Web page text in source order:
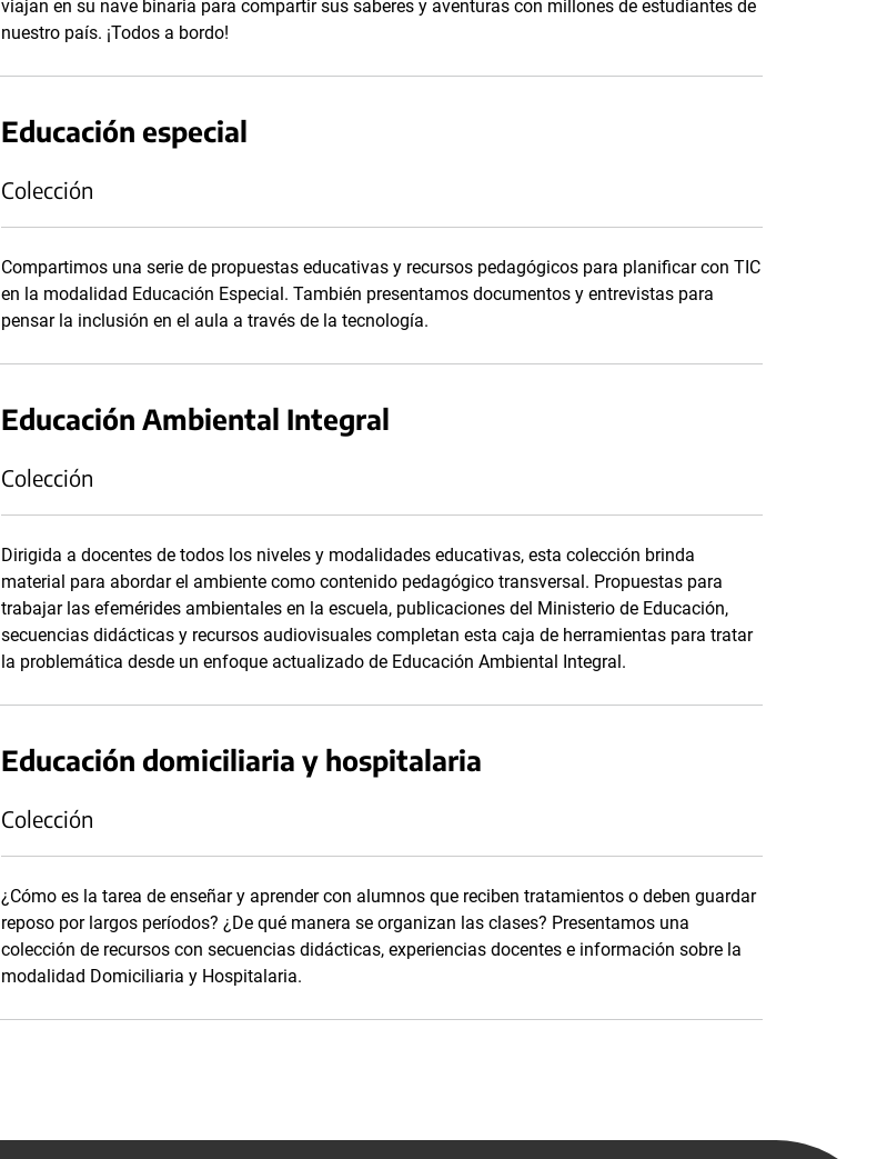
viajan en su nave binaria para compartir sus saberes y aventuras con millones de estudiantes de
nuestro país. ¡Todos a bordo!
Educación especial
Colección
Compartimos una serie de propuestas educativas y recursos pedagógicos para planificar con TIC
en la modalidad Educación Especial. También presentamos documentos y entrevistas para
pensar la inclusión en el aula a través de la tecnología.
Educación Ambiental Integral
Colección
Dirigida a docentes de todos los niveles y modalidades educativas, esta colección brinda
material para abordar el ambiente como contenido pedagógico transversal. Propuestas para
trabajar las efemérides ambientales en la escuela, publicaciones del Ministerio de Educación,
secuencias didácticas y recursos audiovisuales completan esta caja de herramientas para tratar
la problemática desde un enfoque actualizado de Educación Ambiental Integral.
Educación domiciliaria y hospitalaria
Colección
¿Cómo es la tarea de enseñar y aprender con alumnos que reciben tratamientos o deben guardar
reposo por largos períodos? ¿De qué manera se organizan las clases? Presentamos una
colección de recursos con secuencias didácticas, experiencias docentes e información sobre la
modalidad Domiciliaria y Hospitalaria.